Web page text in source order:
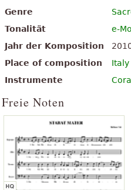
Genre
Tonalität
e-
Jahr der Komposition
Place of composition
Italy
Instrumente
Freie Noten